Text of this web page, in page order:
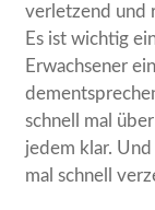
verletzend und
Es ist wichtig
Erwachsener
schnell mal
jedem klar.
mal schnell